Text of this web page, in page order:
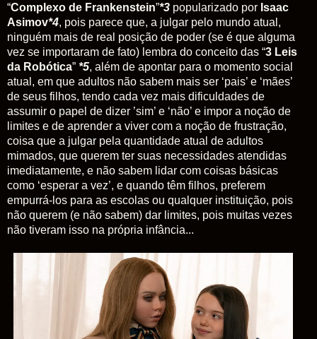
“Complexo de Frankenstein”*3 popularizado por Isaac
Asimov*4, pois parece que, a julgar pelo mundo atual,
ninguém mais de real posição de poder (se é que alguma
vez se importaram de fato) lembra do conceito das “3 Leis
da Robótica” *5, além de apontar para o momento social
atual, em que adultos não sabem mais ser ‘pais’ e ‘mães’
de seus filhos, tendo cada vez mais dificuldades de
assumir o papel de dizer ’sim’ e ‘não’ e impor a noção de
limites e de aprender a viver com a noção de frustração,
coisa que a julgar pela quantidade atual de adultos
mimados, que querem ter suas necessidades atendidas
imediatamente, e não sabem lidar com coisas básicas
como ‘esperar a vez’, e quando têm filhos, preferem
empurrá-los para as escolas ou qualquer instituição, pois
não querem (e não sabem) dar limites, pois muitas vezes
não tiveram isso na própria infância...